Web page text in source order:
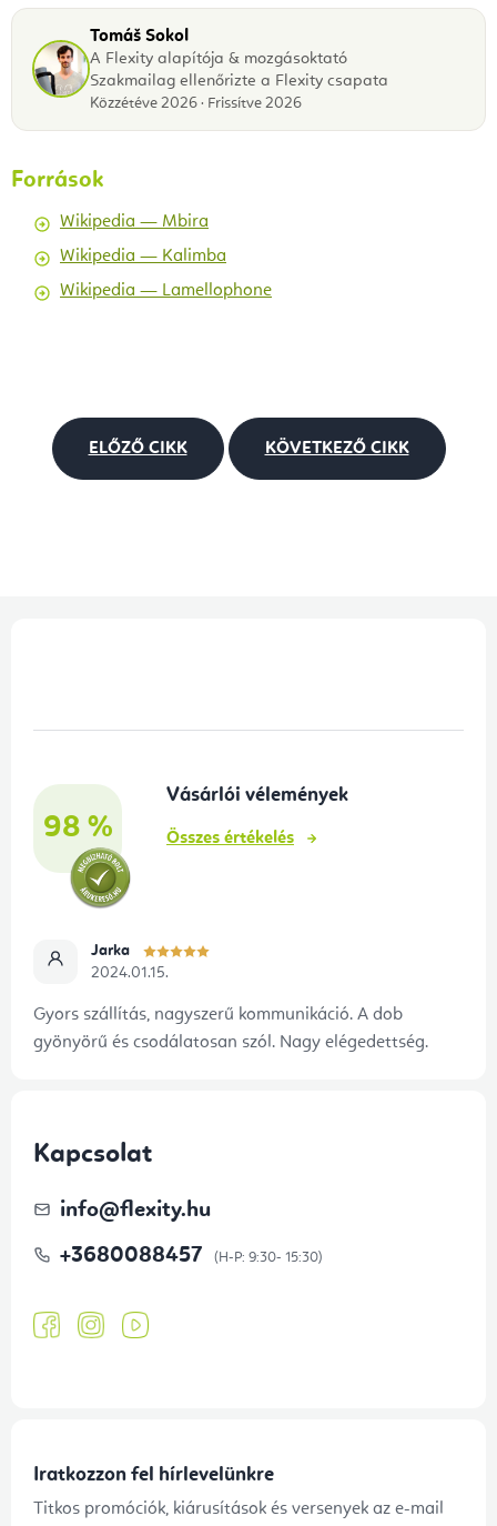
Tomáš Sokol
A Flexity alapítója & mozgásoktató
Szakmailag ellenőrizte a Flexity csapata
Közzétéve 2026 · Frissítve 2026
Források
Wikipedia — Mbira
Wikipedia — Kalimba
Wikipedia — Lamellophone
ELŐZŐ CIKK KÖVETKEZŐ CIKK
98 %
Vásárlói vélemények
Összes értékelés
Jarka
2024.01.15.
Gyors szállítás, nagyszerű kommunikáció. A dob
gyönyörű és csodálatosan szól. Nagy elégedettség.
Kapcsolat
info@flexity.hu
+3680088457
Iratkozzon fel hírlevelünkre
Titkos promóciók, kiárusítások és versenyek az e-mail